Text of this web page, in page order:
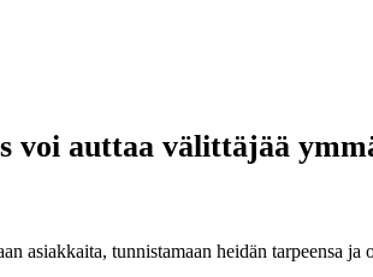
auttaa välittäjää
asiakkaita, tunnistamaan heidän tarpeensa